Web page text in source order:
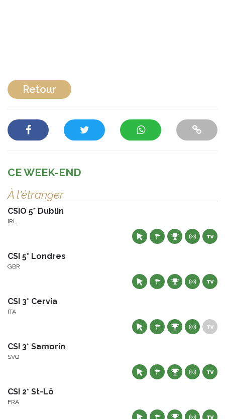
Retour
CE WEEK-END
À l'étranger
CSIO 5* Dublin
IRL
CSI 5* Londres
GBR
CSI 3* Cervia
ITA
CSI 3* Samorin
SVQ
CSI 2* St-Lô
FRA